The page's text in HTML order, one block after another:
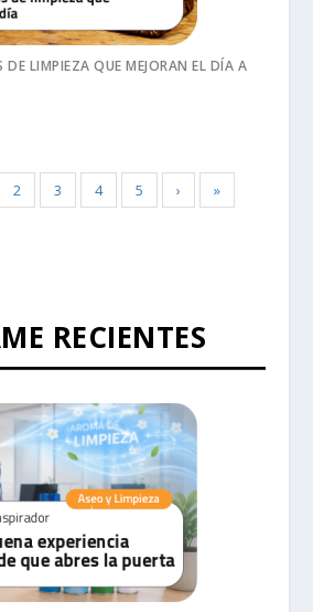
DE LIMPIEZA QUE MEJORAN EL DÍA A
2 3 4 5 › »
RECIENTES